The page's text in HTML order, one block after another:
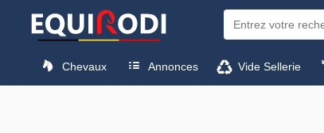
Chevaux Annonces Vide Sellerie